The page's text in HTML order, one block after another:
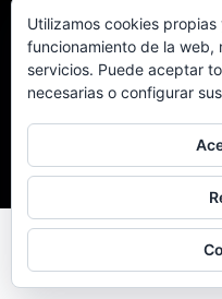
Más
© © 2025 Telemotril
Utilizamos cookies
funcionamiento de la web,
servicios. Puede aceptar
necesarias o configurar